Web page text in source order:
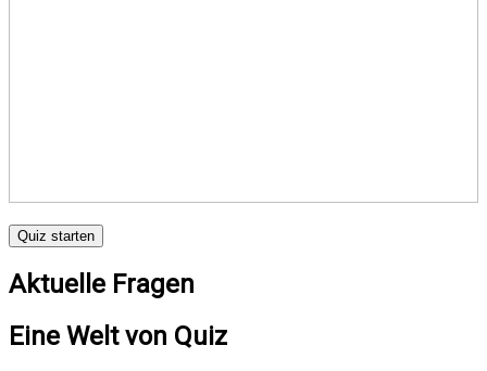
Quiz starten
Aktuelle Fragen
Eine Welt von Quiz